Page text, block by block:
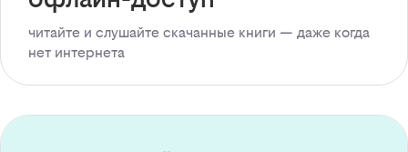
читайте и слушайте скачанные книги — даже когда
нет интернета